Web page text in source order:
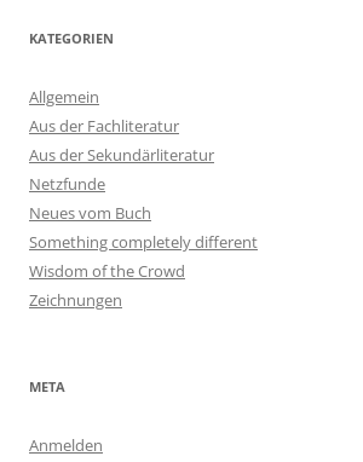
KATEGORIEN
Allgemein
Aus der Fachliteratur
Aus der Sekundärliteratur
Netzfunde
Neues vom Buch
Something completely different
Wisdom of the Crowd
Zeichnungen
META
Anmelden